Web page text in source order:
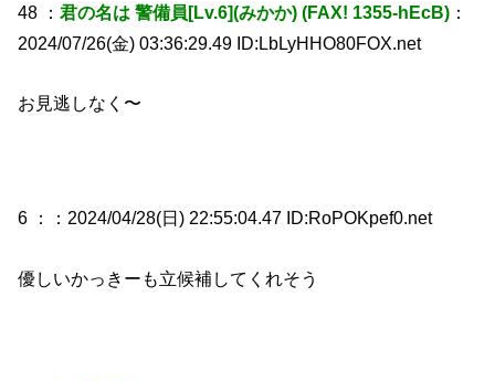
48 ：君の名は 警備員[Lv.6](みかか) (FAX! 1355-hEcB) ：
2024/07/26(金) 03:36:29.49 ID:LbLyHHO80FOX.net
お見逃しなく〜
6 ： ：2024/04/28(日) 22:55:04.47 ID:RoPOKpef0.net
優しいかっきーも立候補してくれそう